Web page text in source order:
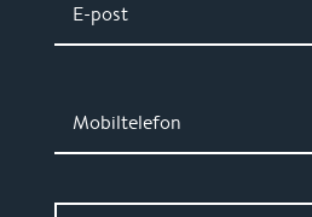
E-post
Mobiltelefon